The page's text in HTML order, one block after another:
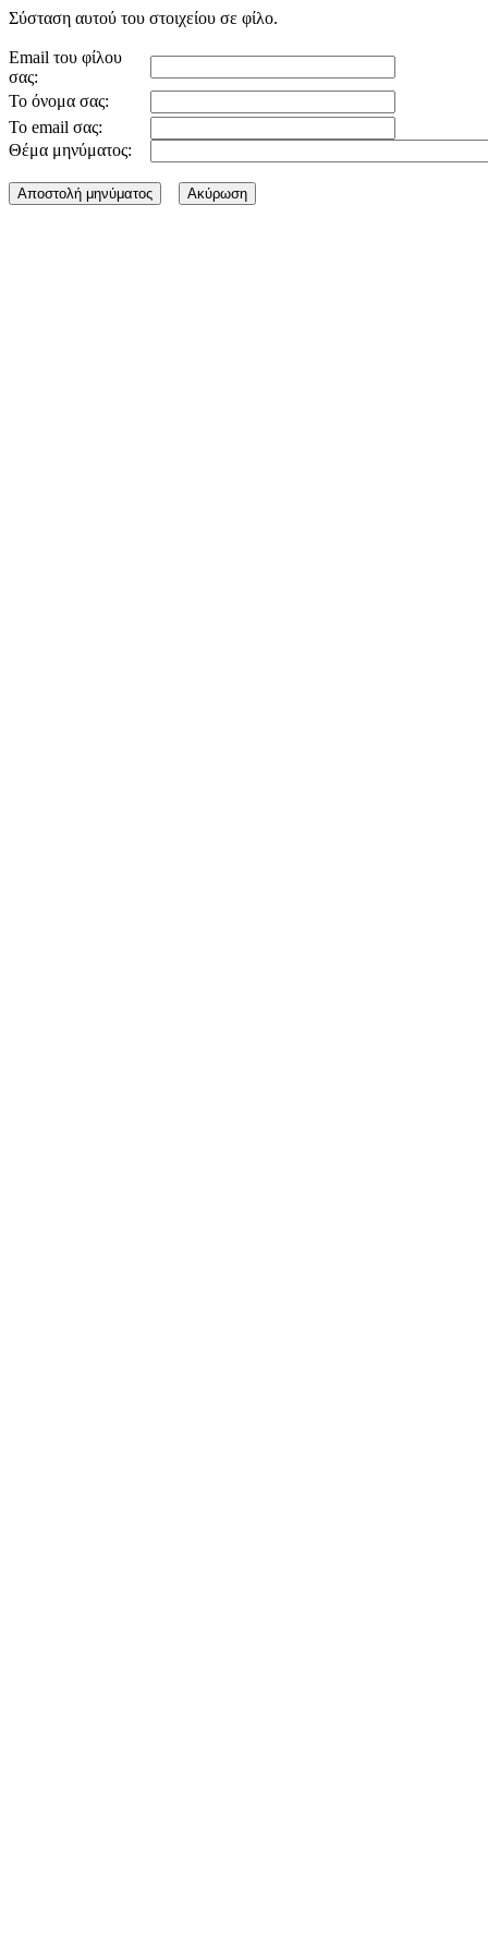
Σύσταση αυτού του στοιχείου σε φίλο.
Email του φίλου
σας:
Το όνομα σας:
Το email σας:
Θέμα μηνύματος: